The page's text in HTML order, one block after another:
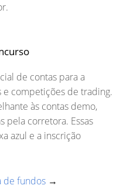
de contas para a
e competições de trading.
às contas demo,
pela corretora. Essas
azul e a inscrição
de fundos →